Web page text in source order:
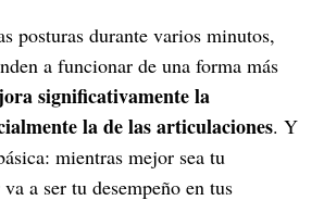
posturas durante varios minutos,
a funcionar de una forma más
significativamente la
la de las articulaciones. Y
mientras mejor sea tu
a ser tu desempeño en tus